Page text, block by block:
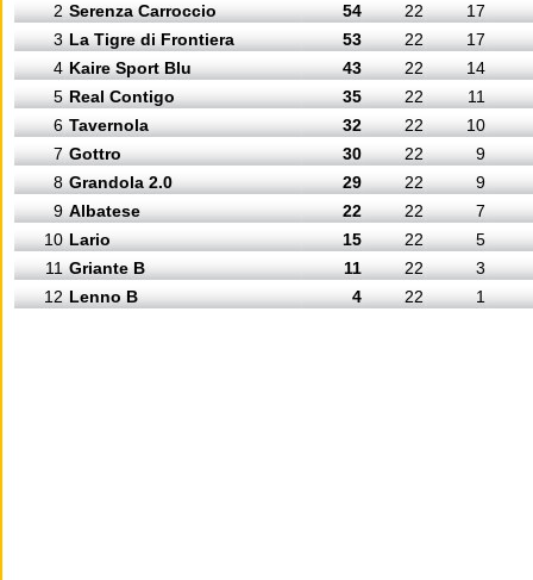
2 Serenza Carroccio 54 22
17
3 La Tigre di Frontiera 53 22
17
4 Kaire Sport Blu 43 22
14
5 Real Contigo 35 22
11
6 Tavernola 32 22
10
7 Gottro 30 22
9
8 Grandola 2.0 29 22
9
9 Albatese 22 22
7
10 Lario 15 22
5
11 Griante B 11 22
3
12 Lenno B 4 22 1